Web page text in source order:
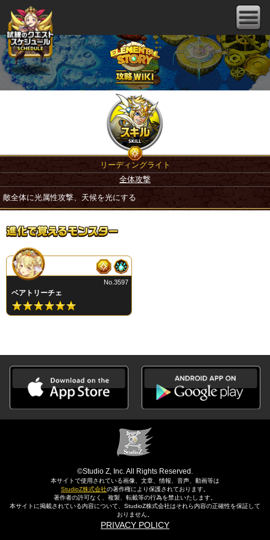
リーディングライト
全体攻撃
敵全体に光属性攻撃、天候を光にする
ベアトリーチェ
No.3597
©Studio Z, Inc. All Rights Reserved.
本サイトで使用されている画像、文章、情報、音声、動画等は
StudioZ株式会社の著作権により保護されております。
著作者の許可なく、複製、転載等の行為を禁止いたします。
本サイトに掲載されている内容について、StudioZ株式会社はそれら内容の正確性を保証して
おりません。
PRIVACY POLICY